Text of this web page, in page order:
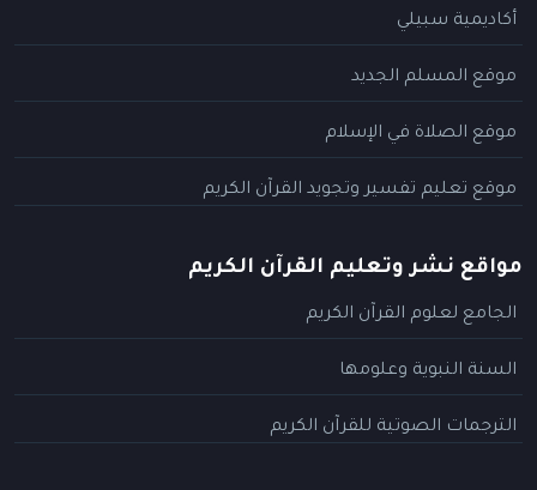
أكاديمية سبيلي
موقع المسلم الجديد
موقع الصلاة في الإسلام
موقع تعليم تفسير وتجويد القرآن الكريم
مواقع نشر وتعليم القرآن الكريم
الجامع لعلوم القرآن الكريم
السنة النبوية وعلومها
الترجمات الصوتية للقرآن الكريم